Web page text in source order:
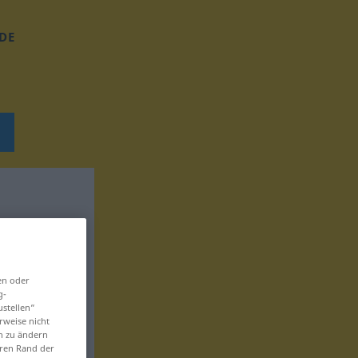
DE
oder
nicht
zu ändern
Rand der